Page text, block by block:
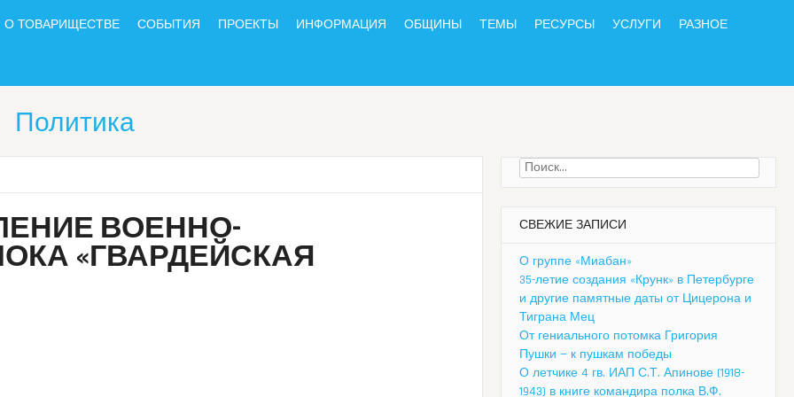
О ТОВАРИЩЕСТВЕ СОБЫТИЯ ПРОЕКТЫ ИНФОРМАЦИЯ ОБЩИНЫ ТЕМЫ РЕСУРСЫ УСЛУГИ РАЗНОЕ
Политика
ВОЕННО-
«ГВАРДЕЙСКАЯ
Найти:
СВЕЖИЕ ЗАПИСИ
О группе «Миабан»
35-летие создания «Крунк» в Петербурге
и другие памятные даты от Цицерона и
Тиграна Мец
От гениального потомка Григория
Пушки — к пушкам победы
О летчике 4 гв. ИАП С.Т. Апинове (1918-
1943) в книге командира полка В.Ф.